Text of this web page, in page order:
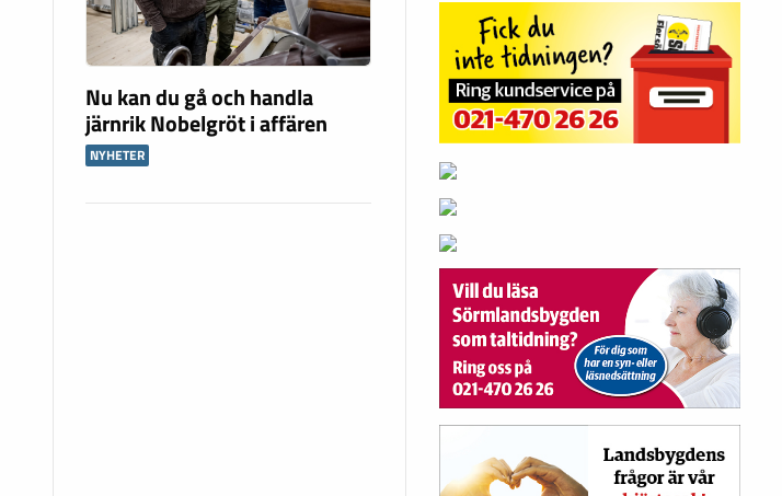
Nu kan du gå och handla
järnrik Nobelgröt i affären
NYHETER